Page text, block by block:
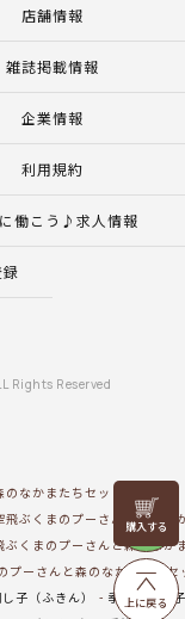
リリヤン
フェア
上に戻る
店舗情報
雑誌掲載情報
企業情報
利用規約
働こう♪求人情報
Rights Reserved
なかまたちセット
飛ぶくまのプーさんと森のな
ぶくまのプーさんと森のなか
プーさんと森のなかまたちセ
子（ふきん）
季節の刺し子